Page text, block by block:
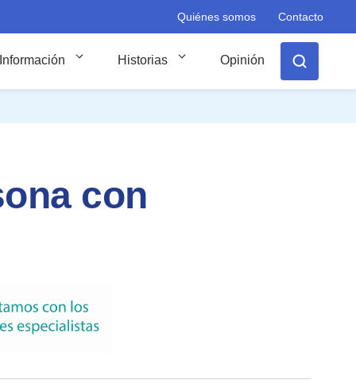
Quiénes somos Contacto
Información Historias Opinión
con